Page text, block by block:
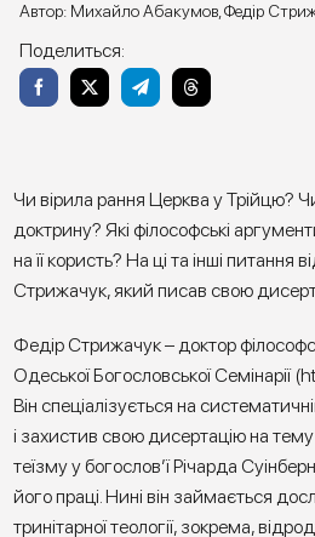
Михайло Абакумов Федір
Поделиться:
Чи вірила рання Церква у Трійцю?
доктрину? Які філософські
на її користь? На ці та інші питання
Стрижачук, який писав свою
Федір Стрижачук – доктор
Одеської Богословської Семінарії (
Він спеціалізується на
і захистив свою дисертацію на
теїзму у богослов’ї Річарда
його праці. Нині він займається
тринітарної теології, зокрема,